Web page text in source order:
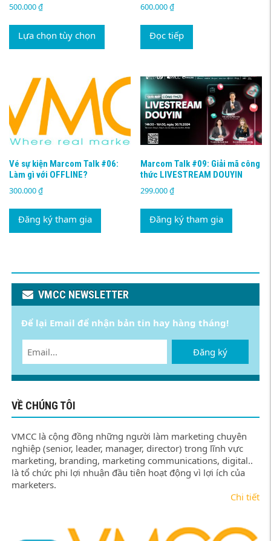
500.000₫
Lựa chọn tùy chọn
biến
thể.
Các
tùy
chọn
có
được
600.000₫
Đọc tiếp
Vé sự kiện Marcom Talk #06:
Làm gì với OFFLINE?
300.000₫
Đăng ký tham gia
Marcom Talk #09: Giải mã công
thức LIVESTREAM DOUYIN
299.000₫
Đăng ký tham gia
VMCC NEWSLETTER
Để lại Email để nhận bản tin hay hàng tháng!
Đăng ký
VỀ CHÚNG TÔI
VMCC là cộng đồng những người làm marketing chuyên
nghiệp (senior, leader, manager, director) trong lĩnh vực
marketing, branding, marketing communications, digital..
là tổ chức phi lợi nhuận đầu tiên hoạt động vì lợi ích của
marketers.
Chi tiết